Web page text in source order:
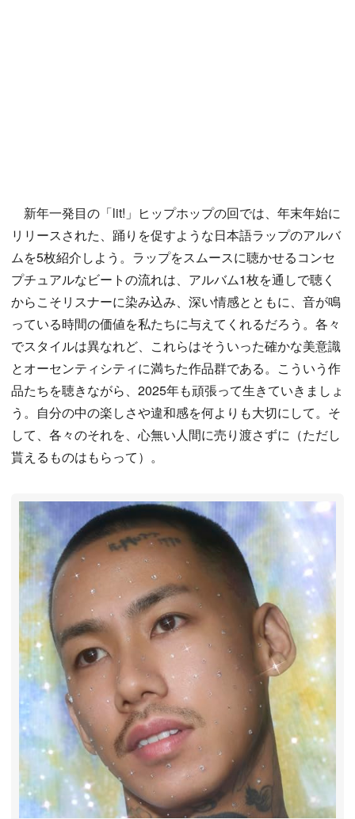
新年一発目の「lit!」ヒップホップの回では、年末年始に
リリースされた、踊りを促すような日本語ラップのアルバ
ムを5枚紹介しよう。ラップをスムースに聴かせるコンセ
プチュアルなビートの流れは、アルバム1枚を通しで聴く
からこそリスナーに染み込み、深い情感とともに、音が鳴
っている時間の価値を私たちに与えてくれるだろう。各々
でスタイルは異なれど、これらはそういった確かな美意識
とオーセンティシティに満ちた作品群である。こういう作
品たちを聴きながら、2025年も頑張って生きていきましょ
う。自分の中の楽しさや違和感を何よりも大切にして。そ
して、各々のそれを、心無い人間に売り渡さずに（ただし
貰えるものはもらって）。